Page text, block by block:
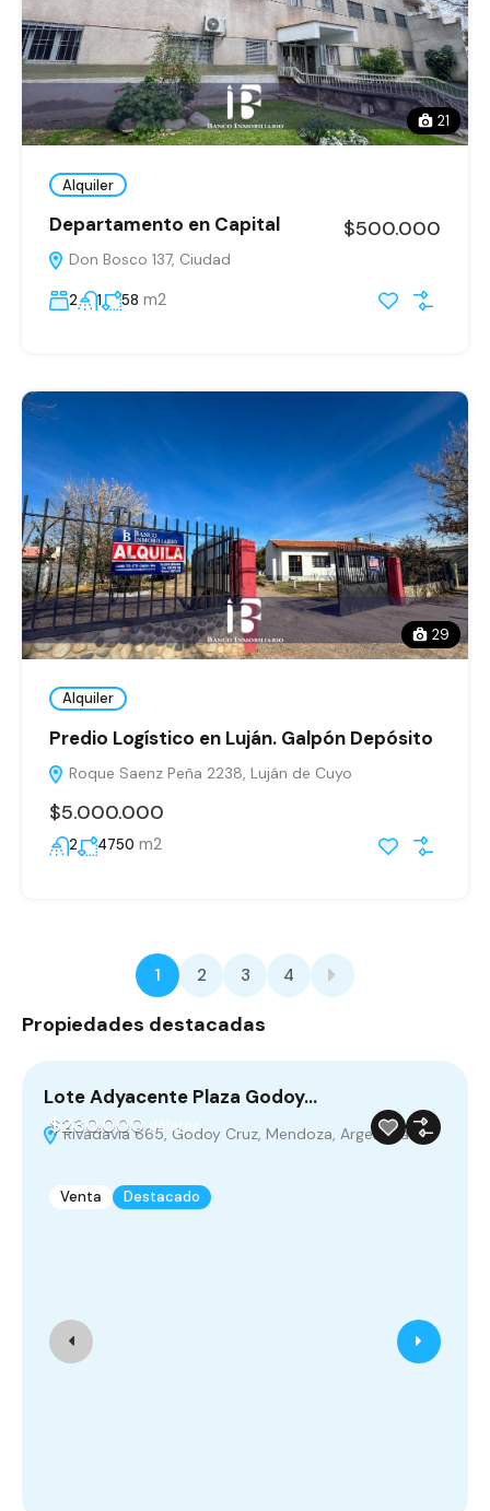
21
Alquiler
Departamento en Capital
Don Bosco 137, Ciudad
$500.000
2 1 58 m2
29
Alquiler
Predio Logístico en Luján. Galpón Depósito
Roque Saenz Peña 2238, Luján de Cuyo
$5.000.000
2 4750 m2
1 2 3 4
Propiedades destacadas
Lote Adyacente Plaza Godoy…
Rivadavia 665, Godoy Cruz, Mendoza, Argentina
Venta Destacado
$230.000 dólares